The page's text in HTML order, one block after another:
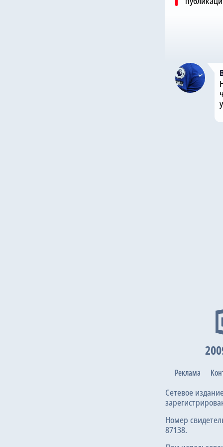
Реклама
Сетевое
Номер
87138.